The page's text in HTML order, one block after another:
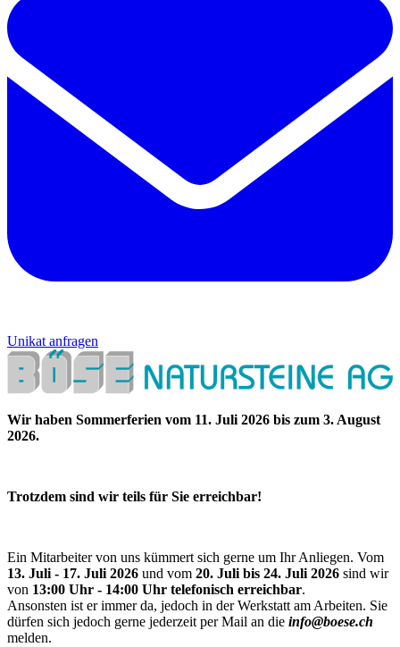
Unikat anfragen
Wir haben Sommerferien vom 11. Juli 2026 bis zum 3. August
2026.
Trotzdem sind wir teils für Sie erreichbar!
Ein Mitarbeiter von uns kümmert sich gerne um Ihr Anliegen. Vom
13. Juli - 17. Juli 2026 und vom 20. Juli bis 24. Juli 2026 sind wir
von 13:00 Uhr - 14:00 Uhr telefonisch erreichbar.
Ansonsten ist er immer da, jedoch in der Werkstatt am Arbeiten. Sie
dürfen sich jedoch gerne jederzeit per Mail an die info@boese.ch
melden.